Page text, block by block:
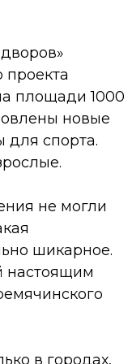
площади 1000
новые
для спорта.
не могли
шикарное.
настоящим
в городах,